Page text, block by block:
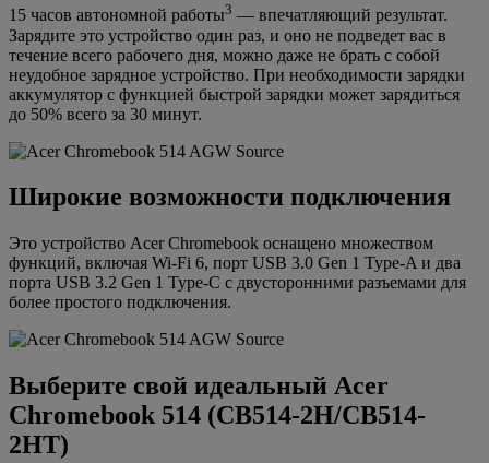
15 часов автономной работы3 — впечатляющий результат.
Зарядите это устройство один раз, и оно не подведет вас в
течение всего рабочего дня, можно даже не брать с собой
неудобное зарядное устройство. При необходимости зарядки
аккумулятор с функцией быстрой зарядки может зарядиться
до 50% всего за 30 минут.
Широкие возможности подключения
Это устройство Acer Chromebook оснащено множеством
функций, включая Wi-Fi 6, порт USB 3.0 Gen 1 Type-A и два
порта USB 3.2 Gen 1 Type-C с двусторонними разъемами для
более простого подключения.
Выберите свой идеальный Acer
Chromebook 514 (CB514-2H/CB514-
2HT)